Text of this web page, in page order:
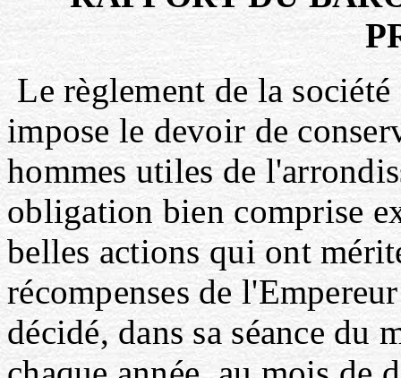
Le règlement de la
impose le devoir de
hommes utiles de
obligation bien comprise
belles actions qui ont
récompenses de
décidé, dans sa séance du